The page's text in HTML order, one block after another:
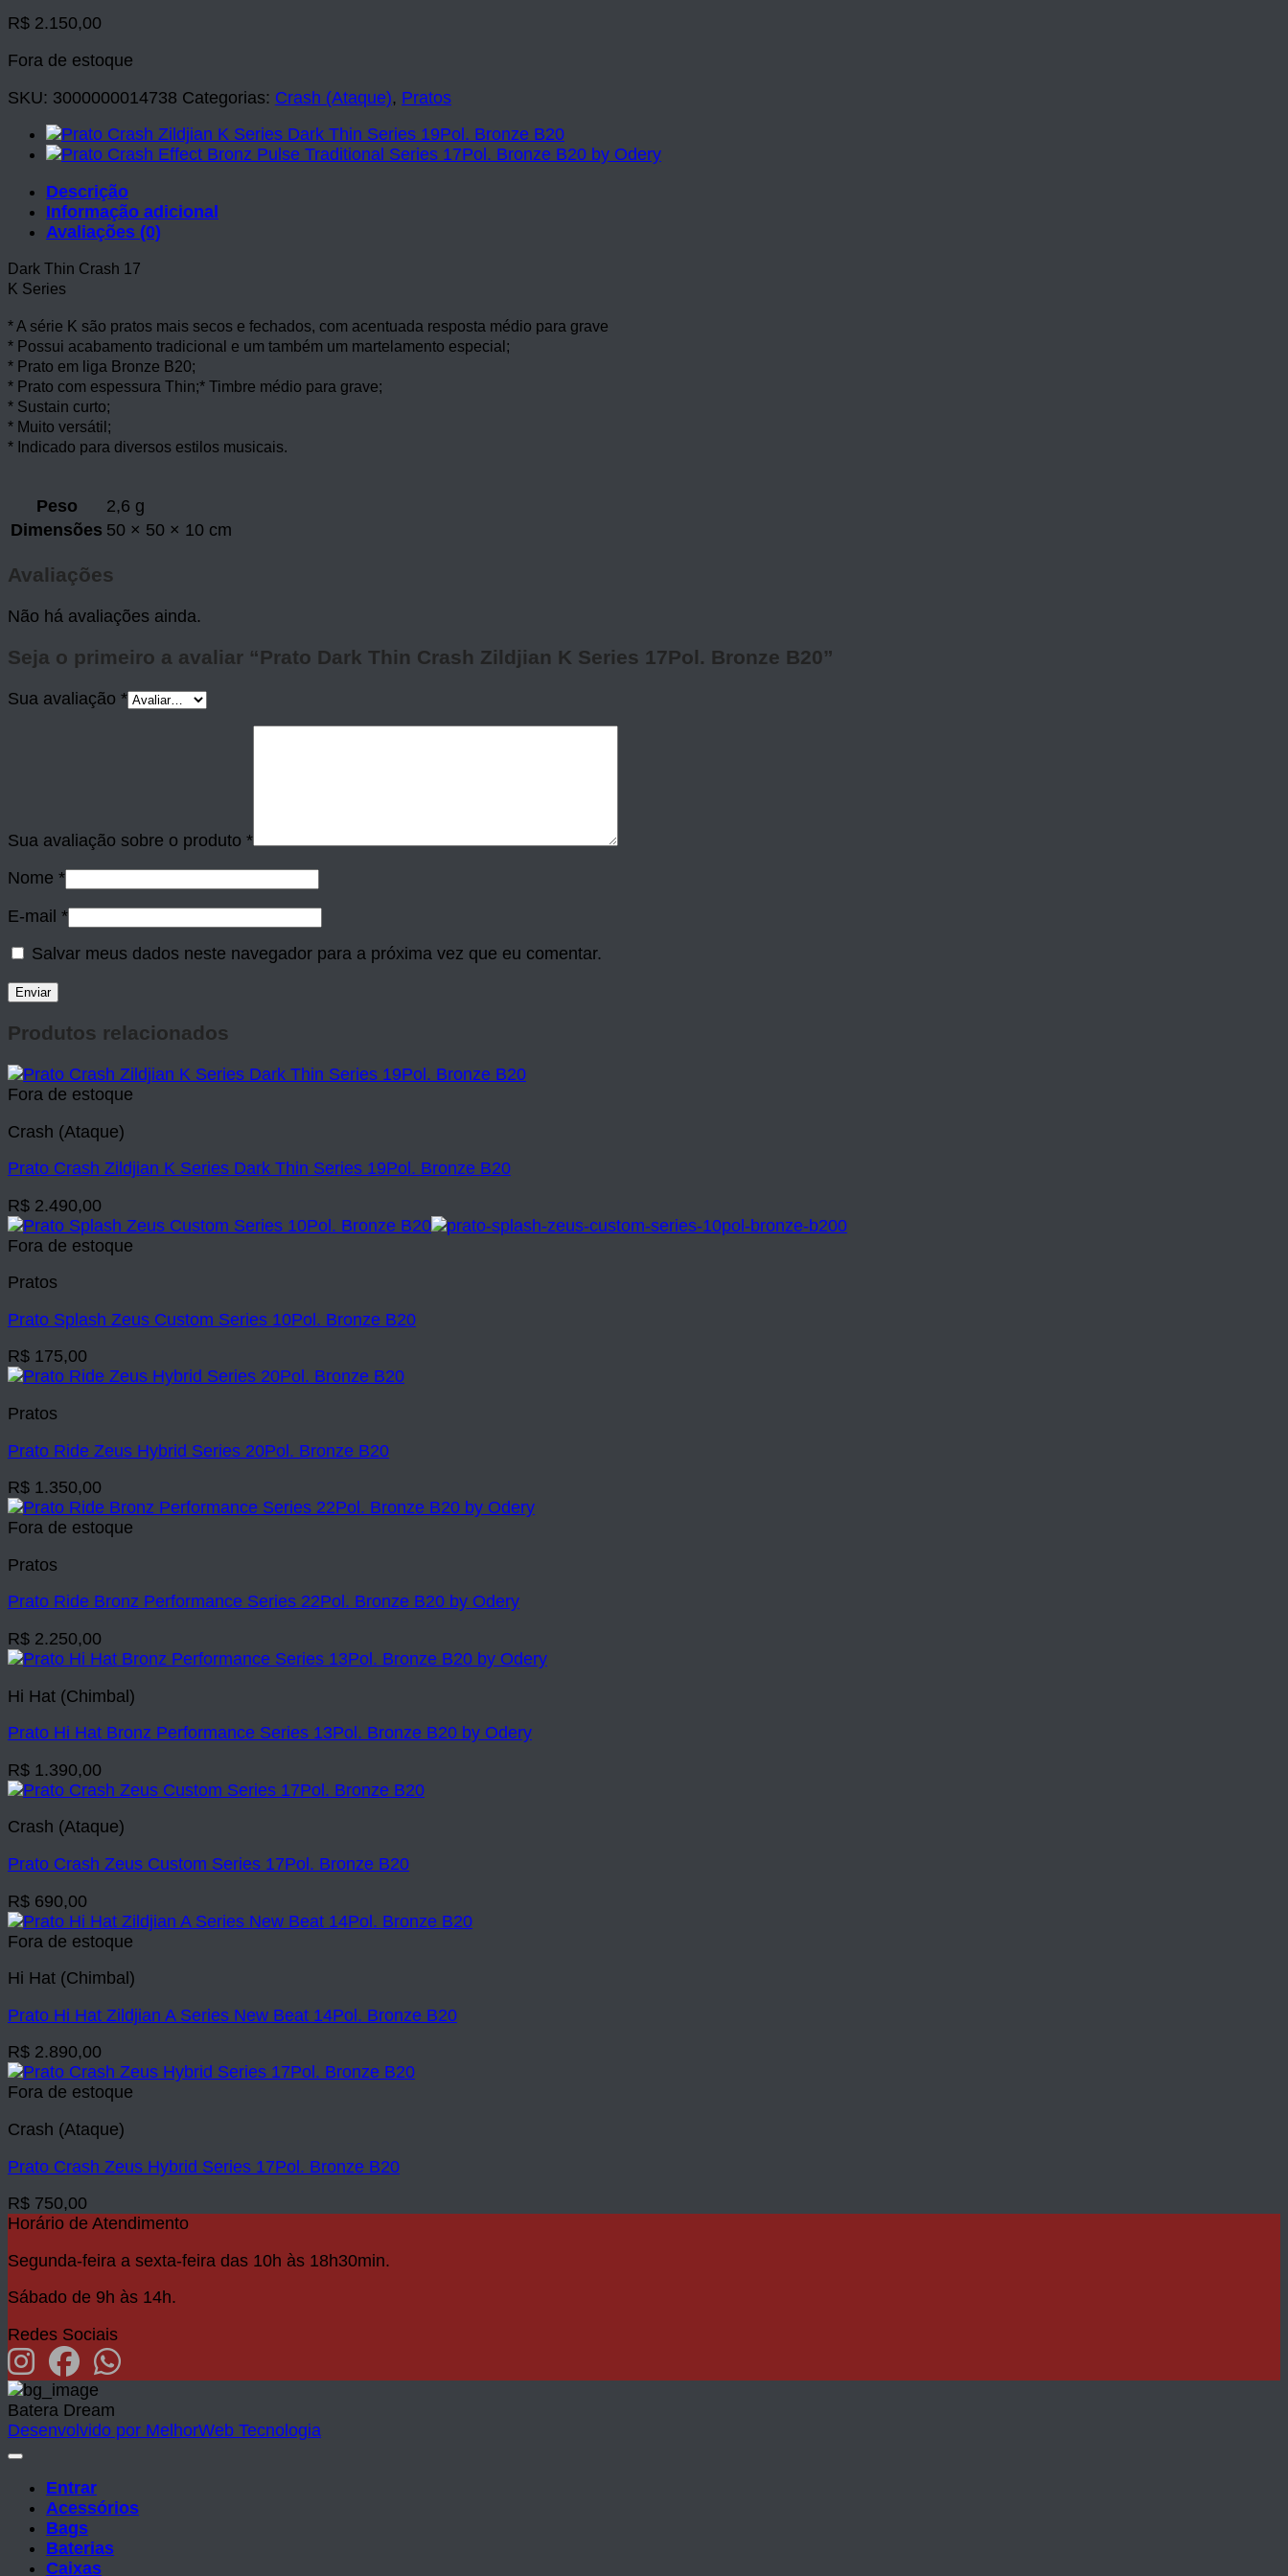
R$ 2.150,00
Fora de estoque
SKU: 3000000014738 Categorias: Crash (Ataque), Pratos
Descrição
Informação adicional
Avaliações (0)
Dark Thin Crash 17
K Series
* A série K são pratos mais secos e fechados, com acentuada resposta médio para grave
* Possui acabamento tradicional e um também um martelamento especial;
* Prato em liga Bronze B20;
* Prato com espessura Thin;* Timbre médio para grave;
* Sustain curto;
* Muito versátil;
* Indicado para diversos estilos musicais.
Peso
2,6 g
Dimensões 50 × 50 × 10 cm
Avaliações
Não há avaliações ainda.
Seja o primeiro a avaliar “Prato Dark Thin Crash Zildjian K Series 17Pol. Bronze B20”
Sua avaliação *
Sua avaliação sobre o produto *
Nome *
E-mail *
Salvar meus dados neste navegador para a próxima vez que eu comentar.
Produtos relacionados
Fora de estoque
Crash (Ataque)
Prato Crash Zildjian K Series Dark Thin Series 19Pol. Bronze B20
R$ 2.490,00
Fora de estoque
Pratos
Prato Splash Zeus Custom Series 10Pol. Bronze B20
R$ 175,00
Pratos
Prato Ride Zeus Hybrid Series 20Pol. Bronze B20
R$ 1.350,00
Fora de estoque
Pratos
Prato Ride Bronz Performance Series 22Pol. Bronze B20 by Odery
R$ 2.250,00
Hi Hat (Chimbal)
Prato Hi Hat Bronz Performance Series 13Pol. Bronze B20 by Odery
R$ 1.390,00
Crash (Ataque)
Prato Crash Zeus Custom Series 17Pol. Bronze B20
R$ 690,00
Fora de estoque
Hi Hat (Chimbal)
Prato Hi Hat Zildjian A Series New Beat 14Pol. Bronze B20
R$ 2.890,00
Fora de estoque
Crash (Ataque)
Prato Crash Zeus Hybrid Series 17Pol. Bronze B20
R$ 750,00
Horário de Atendimento
Segunda-feira a sexta-feira das 10h às 18h30min.
Sábado de 9h às 14h.
Redes Sociais
Batera Dream
Desenvolvido por MelhorWeb Tecnologia
Entrar
Acessórios
Bags
Baterias
Caixas